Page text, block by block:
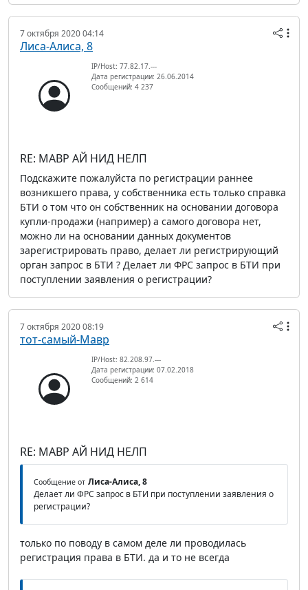
7 октября 2020 04:14
Лиса-Алиса, 8
IP/Host: 77.82.17.---
Дата регистрации: 26.06.2014
Сообщений: 4 237
RE: МАВР АЙ НИД НЕЛП
Подскажите пожалуйста по регистрации раннее
возникшего права, у собственника есть только справка
БТИ о том что он собственник на основании договора
купли-продажи (например) а самого договора нет,
можно ли на основании данных документов
зарегистрировать право, делает ли регистрирующий
орган запрос в БТИ ? Делает ли ФРС запрос в БТИ при
поступлении заявления о регистрации?
7 октября 2020 08:19
тот-самый-Мавр
IP/Host: 82.208.97.---
Дата регистрации: 07.02.2018
Сообщений: 2 614
RE: МАВР АЙ НИД НЕЛП
Сообщение от Лиса-Алиса, 8
Делает ли ФРС запрос в БТИ при поступлении заявления о
регистрации?
только по поводу в самом деле ли проводилась
регистрация права в БТИ. да и то не всегда